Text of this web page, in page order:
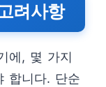
려사항
에, 몇 가지
합니다. 단순